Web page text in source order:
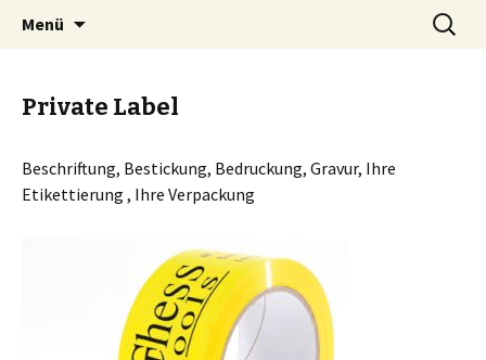
chess-tools
Menü
Suche
nach:
Private Label
Beschriftung, Bestickung, Bedruckung, Gravur, Ihre
Etikettierung , Ihre Verpackung